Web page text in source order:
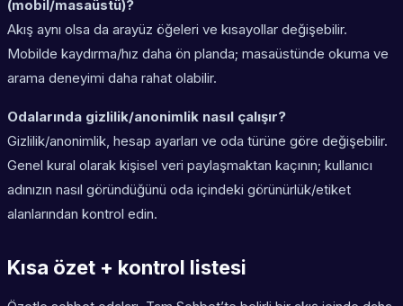
(mobil/masaüstü)?
Akış aynı olsa da arayüz öğeleri ve kısayollar değişebilir.
Mobilde kaydırma/hız daha ön planda; masaüstünde okuma ve
arama deneyimi daha rahat olabilir.
Odalarında gizlilik/anonimlik nasıl çalışır?
Gizlilik/anonimlik, hesap ayarları ve oda türüne göre değişebilir.
Genel kural olarak kişisel veri paylaşmaktan kaçının; kullanıcı
adınızın nasıl göründüğünü oda içindeki görünürlük/etiket
alanlarından kontrol edin.
Kısa özet + kontrol listesi